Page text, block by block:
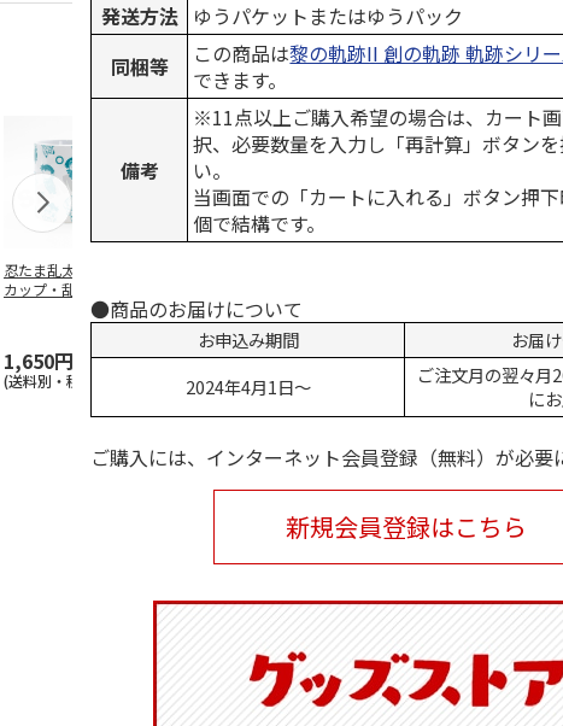
忍たま乱太郎 マグ
カップ・乱太郎・き
り丸・しんべヱ・山
1,650円
(送料別・税込)
水森亜土 PF…
1,760円
(送料別・税込)
3,300円 2,970円
(送料別・税
発送方法 ゆうパケットまたはゆうパック
同梱等
この商品は黎の軌跡II 創の軌跡 軌跡シリ
できます。
備考
※11点以上ご購入希望の場合は、カート
択、必要数量を入力し「再計算」ボタン
い。
当画面での「カートに入れる」ボタン押
個で結構です。
●商品のお届けについて
お申込み期間
お届
2024年4月1日～
ご注文月の翌々月
に
ご購入には、インターネット会員登録（無料）が必要
新規会員登録はこちら